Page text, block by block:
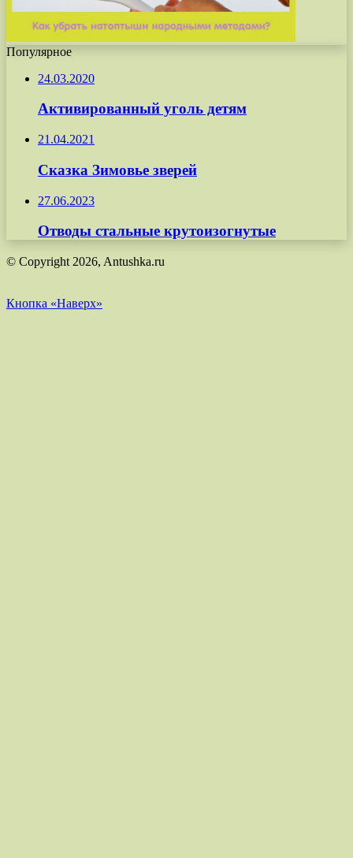
Популярное
24.03.2020
Активированный уголь детям
21.04.2021
Сказка Зимовье зверей
27.06.2023
Отводы стальные крутоизогнутые
© Copyright 2026, Antushka.ru
Кнопка «Наверх»